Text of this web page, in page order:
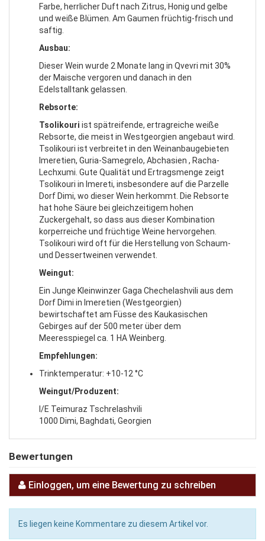
Farbe, herrlicher Duft nach Zitrus, Honig und gelbe
und weiße Blümen. Am Gaumen früchtig-frisch und
saftig.
Ausbau:
Dieser Wein wurde 2 Monate lang in Qvevri mit 30%
der Maische vergoren und danach in den
Edelstalltank gelassen.
Rebsorte:
Tsolikouri ist spätreifende, ertragreiche weiße
Rebsorte, die meist in Westgeorgien angebaut wird.
Tsolikouri ist verbreitet in den Weinanbaugebieten
Imeretien, Guria-Samegrelo, Abchasien , Racha-
Lechxumi. Gute Qualität und Ertragsmenge zeigt
Tsolikouri in Imereti, insbesondere auf die Parzelle
Dorf Dimi, wo dieser Wein herkommt. Die Rebsorte
hat hohe Säure bei gleichzeitigem hohen
Zuckergehalt, so dass aus dieser Kombination
korperreiche und früchtige Weine hervorgehen.
Tsolikouri wird oft für die Herstellung von Schaum-
und Dessertweinen verwendet.
Weingut:
Ein Junge Kleinwinzer Gaga Chechelashvili aus dem
Dorf Dimi in Imeretien (Westgeorgien)
bewirtschaftet am Füsse des Kaukasischen
Gebirges auf der 500 meter über dem
Meeresspiegel ca. 1 HA Weinberg.
Empfehlungen:
Trinktemperatur: +10-12 °C
Weingut/Produzent:
I/E Teimuraz Tschrelashvili
1000 Dimi, Baghdati, Georgien
Bewertungen
Einloggen, um eine Bewertung zu schreiben
Es liegen keine Kommentare zu diesem Artikel vor.